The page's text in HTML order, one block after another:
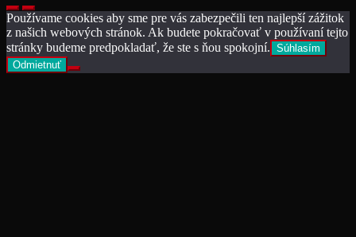
Používame cookies aby sme pre vás zabezpečili ten najlepší zážitok
z našich webových stránok. Ak budete pokračovať v používaní tejto
stránky budeme predpokladať, že ste s ňou spokojní. Súhlasím
Odmietnuť